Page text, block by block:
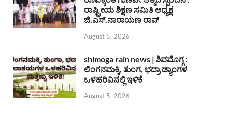
ರಾಷ್ಟ್ರೀಯ ಶಿಕ್ಷಣ ಸಮಿತಿ ಅಧ್ಯಕ್ಷ
ಜಿ.ಎಸ್.ನಾರಾಯಣ ರಾವ್
August 5, 2026
shimoga rain news | ಶಿವಮೊಗ್ಗ :
ಲಿಂಗನಮಕ್ಕಿ, ತುಂಗ, ಭದ್ರಾ ಡ್ಯಾಂಗಳ
ಒಳಹರಿವಿನಲ್ಲಿ ಇಳಿಕೆ
August 5, 2026